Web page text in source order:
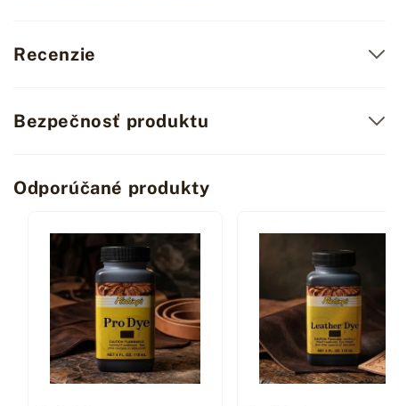
Recenzie
Bezpečnosť produktu
Odporúčané produkty